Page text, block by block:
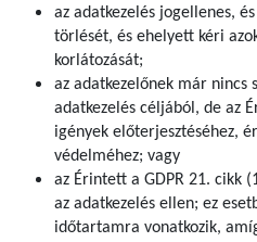
az adatkezelés jogellenes,
törlését, és ehelyett kéri
korlátozását;
az adatkezelőnek már nincs
adatkezelés céljából, de az
igények előterjesztéséhez,
védelméhez; vagy
az Érintett a GDPR 21. cikk
az adatkezelés ellen; ez
időtartamra vonatkozik,